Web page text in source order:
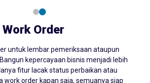
Order
untuk lembar pemeriksaan ataupun
kepercayaan bisnis menjadi lebih
fitur lacak status perbaikan atau